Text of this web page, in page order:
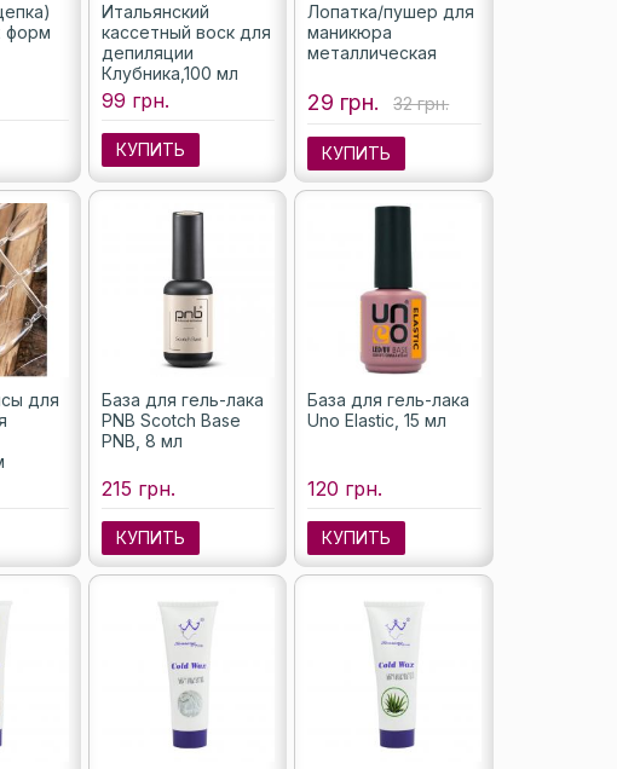
форм
Итальянский
кассетный воск для
депиляции
Клубника,100 мл
99 грн.
КУПИТЬ
Лопатка/пушер для
маникюра
металлическая
29 грн. 32 грн.
КУПИТЬ
для
шт.
База для гель-лака
PNB Scotch Base
PNB, 8 мл
215 грн.
КУПИТЬ
База для гель-лака
Uno Elastic, 15 мл
120 грн.
КУПИТЬ